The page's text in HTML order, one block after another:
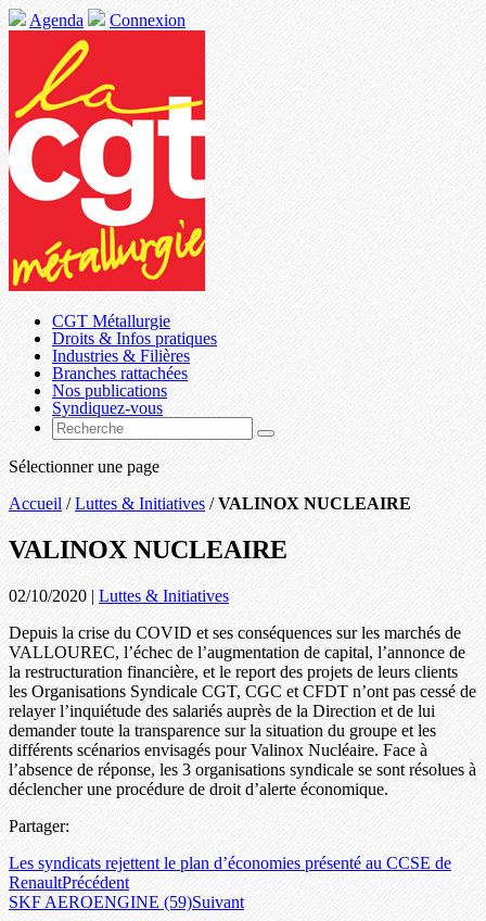
Agenda Connexion
CGT Métallurgie
Droits & Infos pratiques
Industries & Filières
Branches rattachées
Nos publications
Syndiquez-vous
Sélectionner une page
Accueil /Luttes & Initiatives /VALINOX NUCLEAIRE
VALINOX NUCLEAIRE
02/10/2020 | Luttes & Initiatives
Depuis la crise du COVID et ses conséquences sur les marchés de
VALLOUREC, l’échec de l’augmentation de capital, l’annonce de
la restructuration financière, et le report des projets de leurs clients
les Organisations Syndicale CGT, CGC et CFDT n’ont pas cessé de
relayer l’inquiétude des salariés auprès de la Direction et de lui
demander toute la transparence sur la situation du groupe et les
différents scénarios envisagés pour Valinox Nucléaire. Face à
l’absence de réponse, les 3 organisations syndicale se sont résolues à
déclencher une procédure de droit d’alerte économique.
Partager:
Les syndicats rejettent le plan d’économies présenté au CCSE de
RenaultPrécédent
SKF AEROENGINE (59)Suivant